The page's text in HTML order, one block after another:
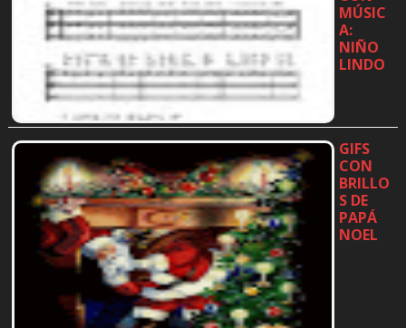
MÚSIC
A:
NIÑO
LINDO
GIFS
CON
BRILLO
S DE
PAPÁ
NOEL